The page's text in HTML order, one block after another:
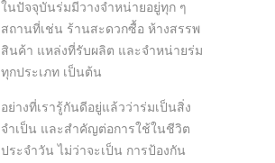
ในปัจจุบันร่มมีวางจำหน่ายอยู่ทุก ๆ
สถานที่เช่น ร้านสะดวกซื้อ ห้างสรรพ
สินค้า แหล่งที่รับผลิต และจำหน่ายร่ม
ทุกประเภท เป็นต้น
อย่างที่เรารู้กันดีอยู่แล้วว่าร่มเป็นสิ่ง
จำเป็น และสำคัญต่อการใช้ในชีวิต
ประจำวัน ไม่ว่าจะเป็น การป้องกัน